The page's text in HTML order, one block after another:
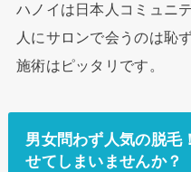
ハノイは日本人コミュニ
人にサロンで会うのは恥
施術はピッタリです。
男女問わず人気の脱毛
せてしまいませんか？